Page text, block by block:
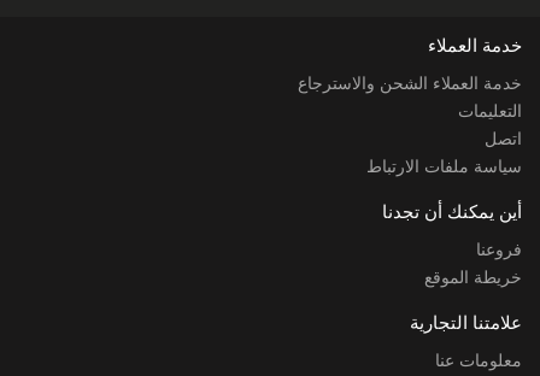
خدمة العملاء
خدمة العملاء الشحن والاسترجاع
التعليمات
اتصل
سياسة ملفات الارتباط
أين يمكنك أن تجدنا
فروعنا
خريطة الموقع
علامتنا التجارية
معلومات عنا